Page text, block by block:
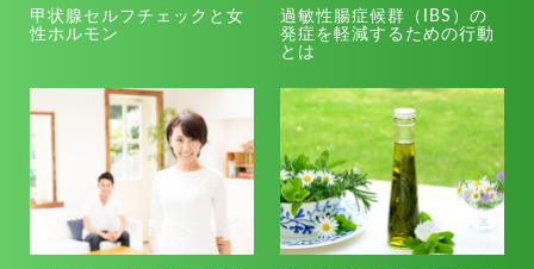
甲状腺セルフチェックと女
性ホルモン
過敏性腸症候群（IBS）の
発症を軽減するための行動
とは